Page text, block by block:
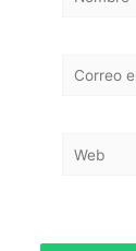
Correo
Web